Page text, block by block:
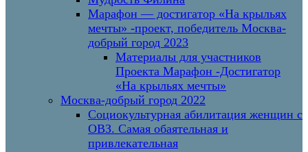
Марафон — достигатор «На крыльях
мечты» -проект, победитель Москва-
добрый город 2023
Материалы для участников
Проекта Марафон -Достигатор
«На крыльях мечты»
Москва-добрый город 2022
Социокультурная абилитация женщин с
ОВЗ. Самая обаятельная и
привлекательная